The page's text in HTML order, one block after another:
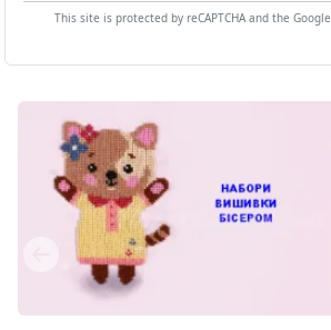
This site is protected by reCAPTCHA and the Google
Previous